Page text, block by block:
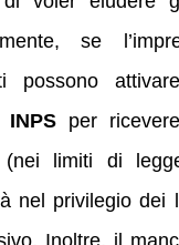
se
possono
INPS per
(nei limiti di
nel privilegio dei
Inoltre, il